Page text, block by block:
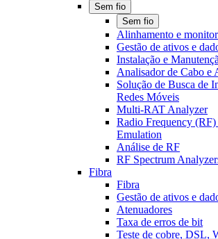
Sem fio
Sem fio
Alinhamento e
Gestão de ativos e
Instalação e
Analisador de Cabo e
Solução de Busca de
Redes Móveis
Multi-RAT Analyzer
Radio Frequency
Emulation
Análise de RF
RF Spectrum
Fibra
Fibra
Gestão de ativos e
Atenuadores
Taxa de erros de bit
Teste de cobre, DSL,